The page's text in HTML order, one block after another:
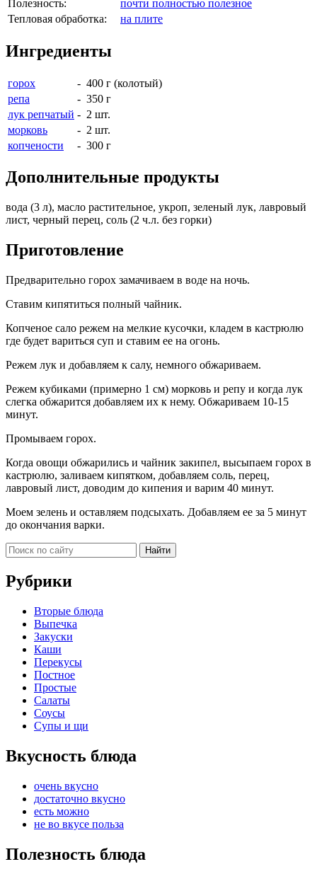
Полезность:
почти полностью полезное
Тепловая обработка:
на плите
Ингредиенты
горох
- 400 г (колотый)
репа
- 350 г
лук репчатый - 2 шт.
морковь
- 2 шт.
копчености
- 300 г
Дополнительные продукты
вода (3 л), масло растительное, укроп, зеленый лук, лавровый
лист, черный перец, соль (2 ч.л. без горки)
Приготовление
Предварительно горох замачиваем в воде на ночь.
Ставим кипятиться полный чайник.
Копченое сало режем на мелкие кусочки, кладем в кастрюлю
где будет вариться суп и ставим ее на огонь.
Режем лук и добавляем к салу, немного обжариваем.
Режем кубиками (примерно 1 см) морковь и репу и когда лук
слегка обжарится добавляем их к нему. Обжариваем 10-15
минут.
Промываем горох.
Когда овощи обжарились и чайник закипел, высыпаем горох в
кастрюлю, заливаем кипятком, добавляем соль, перец,
лавровый лист, доводим до кипения и варим 40 минут.
Моем зелень и оставляем подсыхать. Добавляем ее за 5 минут
до окончания варки.
Рубрики
Вторые блюда
Выпечка
Закуски
Каши
Перекусы
Постное
Простые
Салаты
Соусы
Супы и щи
Вкусность блюда
очень вкусно
достаточно вкусно
есть можно
не во вкусе польза
Полезность блюда